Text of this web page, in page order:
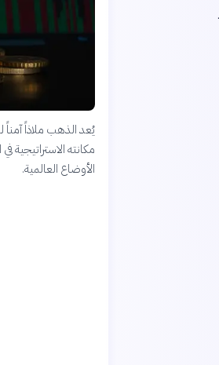
يُعد الذهب ملاذاً
مكانته الاستراتيجية
الأوضاع العالمية.